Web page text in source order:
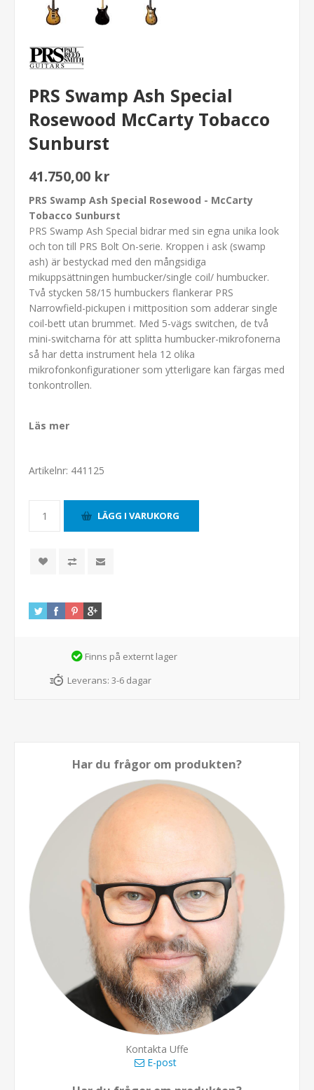
PRS Swamp Ash Special
Rosewood McCarty Tobacco
Sunburst
41.750,00 kr
PRS Swamp Ash Special Rosewood - McCarty
Tobacco Sunburst
PRS Swamp Ash Special bidrar med sin egna unika look
och ton till PRS Bolt On-serie. Kroppen i ask (swamp
ash) är bestyckad med den mångsidiga
mikuppsättningen humbucker/single coil/ humbucker.
Två stycken 58/15 humbuckers flankerar PRS
Narrowfield-pickupen i mittposition som adderar single
coil-bett utan brummet. Med 5-vägs switchen, de två
mini-switcharna för att splitta humbucker-mikrofonerna
så har detta instrument hela 12 olika
mikrofonkonfigurationer som ytterligare kan färgas med
tonkontrollen.
Läs mer
Artikelnr: 441125
Finns på externt lager
Leverans: 3-6 dagar
Har du frågor om produkten?
Kontakta Uffe
E-post